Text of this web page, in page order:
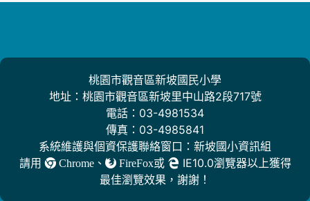
桃園市觀音區新坡國民小學
地址：桃園市觀音區新坡里中山路2段717號
電話：03-4981534
傳真：03-4985841
系統維護與個資保護聯絡窗口：新坡國小資訊組
請用
Chrome、 FireFox或
IE10.0瀏覽器以上獲得
最佳瀏覽效果，謝謝！